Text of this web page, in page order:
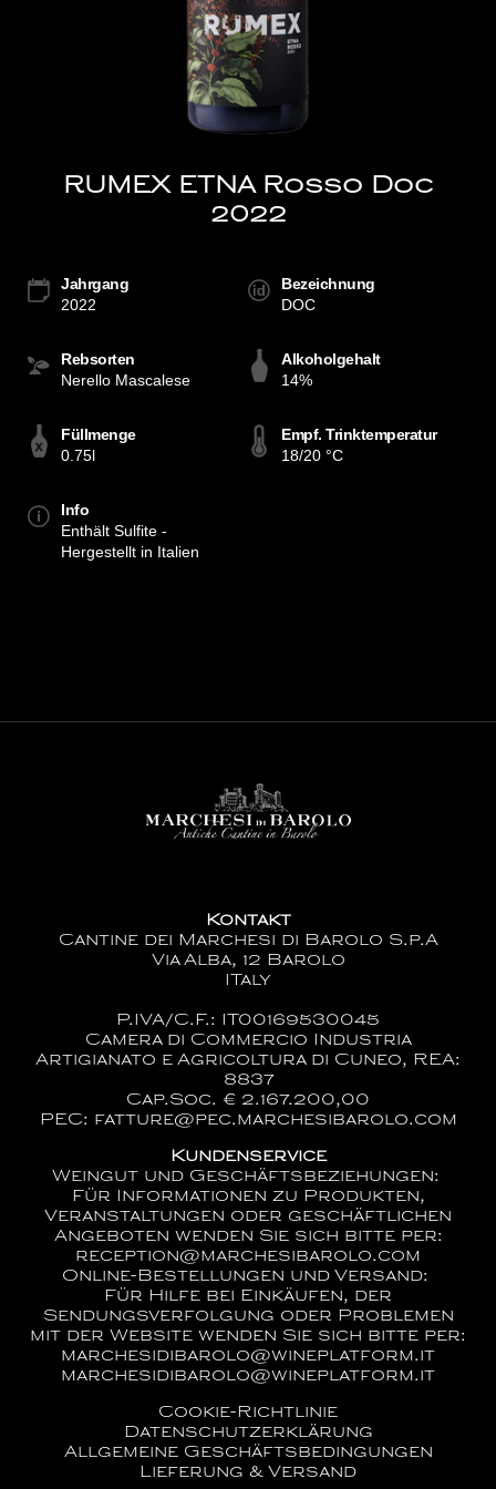
RUMEX ETNA Rosso Doc
2022
Jahrgang
2022
Bezeichnung
DOC
Rebsorten
Nerello Mascalese
Alkoholgehalt
14%
Füllmenge
0.75l
Empf. Trinktemperatur
18/20 °C
Info
Enthält Sulfite -
Hergestellt in Italien
Kontakt
Cantine dei Marchesi di Barolo S.p.A
Via Alba, 12 Barolo
ITaly
P.IVA/C.F.: IT00169530045
Camera di Commercio Industria
Artigianato e Agricoltura di Cuneo, REA:
8837
Cap.Soc. € 2.167.200,00
PEC: fatture@pec.marchesibarolo.com
Kundenservice
Weingut und Geschäftsbeziehungen:
Für Informationen zu Produkten,
Veranstaltungen oder geschäftlichen
Angeboten wenden Sie sich bitte per:
reception@marchesibarolo.com
Online-Bestellungen und Versand:
Für Hilfe bei Einkäufen, der
Sendungsverfolgung oder Problemen
mit der Website wenden Sie sich bitte per:
marchesidibarolo@wineplatform.it
marchesidibarolo@wineplatform.it
Cookie-Richtlinie
Datenschutzerklärung
Allgemeine Geschäftsbedingungen
Lieferung & Versand